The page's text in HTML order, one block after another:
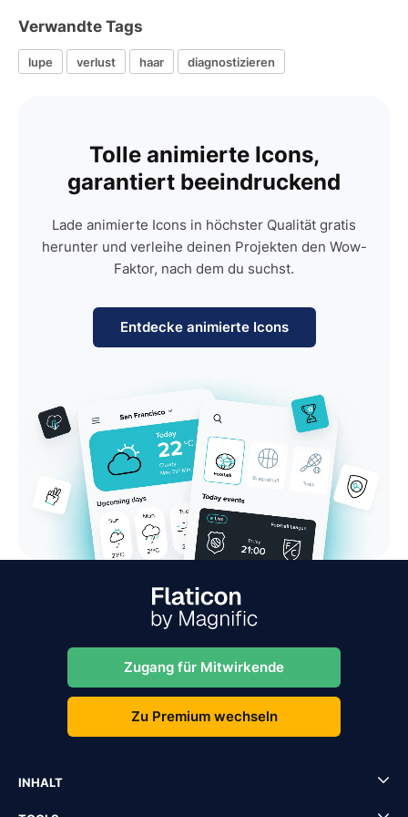
Verwandte Tags
lupe verlust haar diagnostizieren
Tolle animierte Icons,
garantiert beeindruckend
Lade animierte Icons in höchster Qualität gratis
herunter und verleihe deinen Projekten den Wow-
Faktor, nach dem du suchst.
Entdecke animierte Icons
Zugang für Mitwirkende
Zu Premium wechseln
INHALT